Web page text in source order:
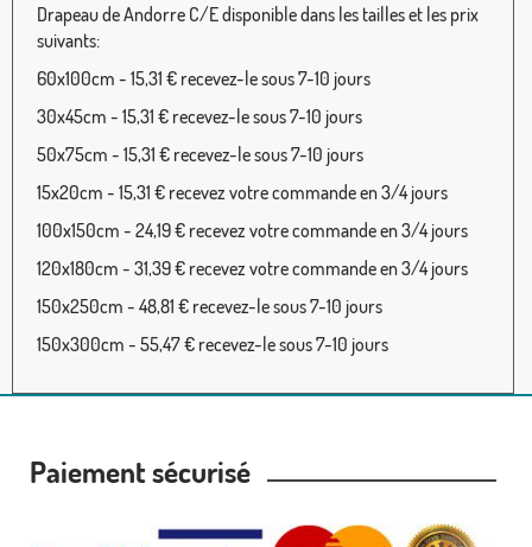
Drapeau de Andorre C/E disponible dans les tailles et les prix
suivants:
60x100cm - 15,31 € recevez-le sous 7-10 jours
30x45cm - 15,31 € recevez-le sous 7-10 jours
50x75cm - 15,31 € recevez-le sous 7-10 jours
15x20cm - 15,31 € recevez votre commande en 3/4 jours
100x150cm - 24,19 € recevez votre commande en 3/4 jours
120x180cm - 31,39 € recevez votre commande en 3/4 jours
150x250cm - 48,81 € recevez-le sous 7-10 jours
150x300cm - 55,47 € recevez-le sous 7-10 jours
Paiement sécurisé